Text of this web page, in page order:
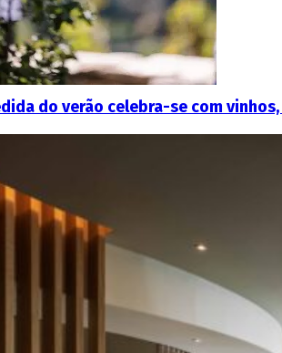
do verão celebra-se com